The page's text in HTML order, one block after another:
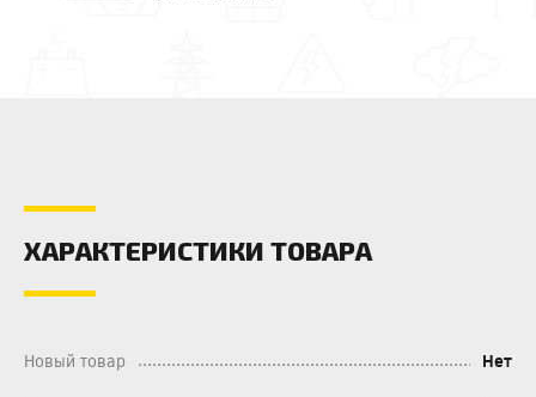
ХАРАКТЕРИСТИКИ ТОВАРА
Новый товар Нет